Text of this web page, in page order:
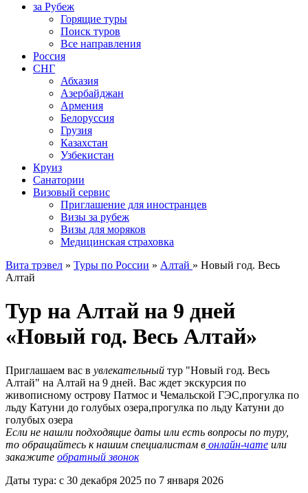
за Рубеж
Горящие туры
Поиск туров
Все направления
Россия
СНГ
Абхазия
Азербайджан
Армения
Белоруссия
Грузия
Казахстан
Узбекистан
Круиз
Санатории
Визовый сервис
Приглашение для иностранцев
Визы за рубеж
Визы для моряков
Медицинская страховка
Вита трэвел » Туры по России » Алтай » Новый год. Весь
Алтай
Тур на Алтай на 9 дней
«Новый год. Весь Алтай»
Приглашаем вас в увлекательный тур "Новый год. Весь
Алтай" на Алтай на 9 дней. Вас ждет экскурсия по
живописному острову Патмос и Чемальской ГЭС,прогулка по
льду Катуни до голубых озера,прогулка по льду Катуни до
голубых озера
Если не нашли подходящие даты или есть вопросы по туру,
то обращайтесь к нашим специалистам в онлайн-чате или
закажите обратный звонок
Даты тура: с 30 декабря 2025 по 7 января 2026